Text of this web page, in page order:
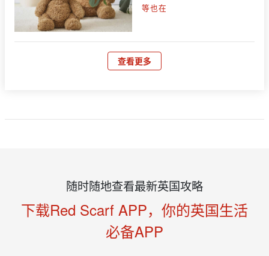
等也在
查看更多
随时随地查看最新英国攻略
下载Red Scarf APP，你的英国生活
必备APP